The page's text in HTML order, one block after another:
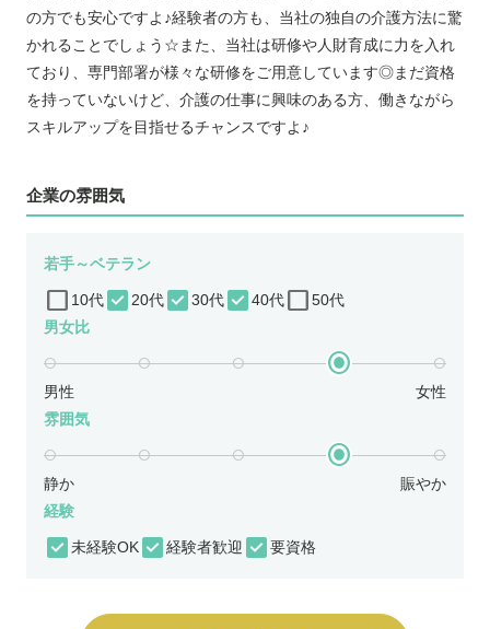
の方でも安心ですよ♪経験者の方も、当社の独自の介護方法に驚
かれることでしょう☆また、当社は研修や人財育成に力を入れ
ており、専門部署が様々な研修をご用意しています◎まだ資格
を持っていないけど、介護の仕事に興味のある方、働きながら
スキルアップを目指せるチャンスですよ♪
企業の雰囲気
若手～ベテラン
10代 20代 30代 40代
50代
男女比
男性
女性
雰囲気
静か
賑やか
経験
未経験OK 経験者歓迎 要資格